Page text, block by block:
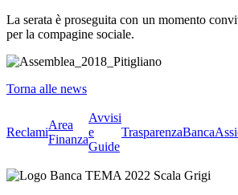
La serata è proseguita con un momento
per la compagine sociale.
Torna alle news
Reclami
Area
Finanza
Avvisi
e
Guide
Trasparenza